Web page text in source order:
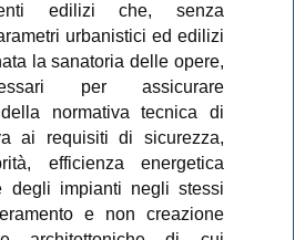
edilizi che, senza
urbanistici ed edilizi
la sanatoria delle opere,
per assicurare
della normativa tecnica di
ai requisiti di sicurezza,
efficienza energetica
degli impianti negli stessi
e non creazione